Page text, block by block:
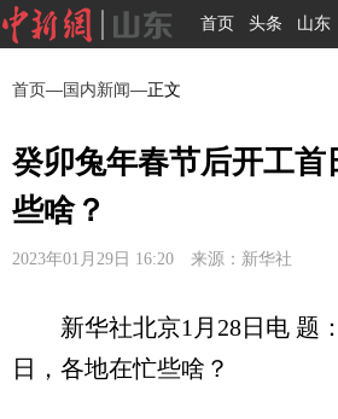
首页 头条 山东
首页— 国内新闻—正文
癸卯兔年春节后开工首
些啥？
2023年01月29日 16:20 来源：新华社
新华社北京1月28日电 题
日，各地在忙些啥？